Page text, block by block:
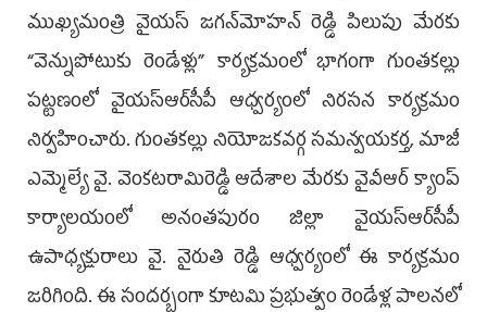
ముఖ్యమంత్రి వైయస్ జగన్‌మోహన్ రెడ్డి పిలుపు మేరకు
“వెన్నుపోటుకు రెండేళ్లు” కార్యక్రమంలో భాగంగా గుంతకల్లు
పట్టణంలో వైయ‌స్ఆర్‌సీపీ ఆధ్వర్యంలో నిరసన కార్యక్రమం
నిర్వహించారు. గుంతకల్లు నియోజకవర్గ సమన్వయకర్త, మాజీ
ఎమ్మెల్యే వై. వెంకటరామిరెడ్డి ఆదేశాల మేరకు వైవీఆర్ క్యాంప్
కార్యాలయంలో అనంతపురం జిల్లా వైయ‌స్ఆర్‌సీపీ
ఉపాధ్యక్షురాలు వై. నైరుతి రెడ్డి ఆధ్వర్యంలో ఈ కార్యక్రమం
జరిగింది. ఈ సందర్భంగా కూటమి ప్రభుత్వం రెండేళ్ల పాలనలో